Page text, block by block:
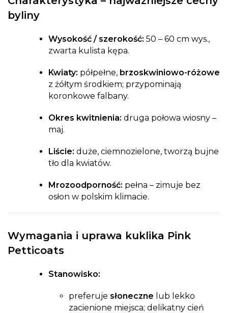
byliny
Wysokość / szerokość: 50 – 60 cm wys.,
zwarta kulista kępa.
Kwiaty: półpełne, brzoskwiniowo-różowe
z żółtym środkiem; przypominają
koronkowe falbany.
Okres kwitnienia: druga połowa wiosny –
maj.
Liście: duże, ciemnozielone, tworzą bujne
tło dla kwiatów.
Mrozoodporność: pełna – zimuje bez
osłon w polskim klimacie.
Wymagania i uprawa kuklika Pink
Petticoats
Stanowisko:
preferuje słoneczne lub lekko
zacienione miejsca; delikatny cień